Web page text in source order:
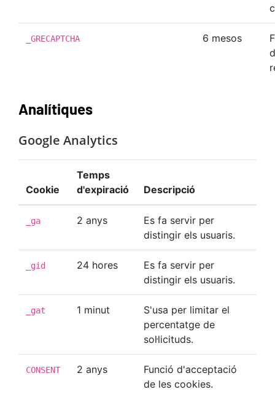
_GRECAPTCHA 6 mesos
Analítiques
Google Analytics
Cookie
Temps
d'expiració
Descripció
_ga 2 anys
Es fa servir per
distingir els usuaris.
_gid 24 hores
Es fa servir per
distingir els usuaris.
_gat 1 minut
S'usa per limitar el
percentatge de
sol·licituds.
CONSENT 2 anys
Funció d'acceptació
de les cookies.